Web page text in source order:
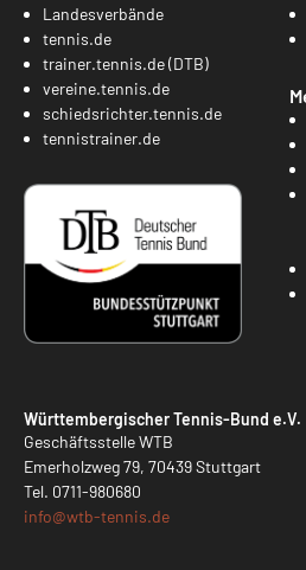
Landesverbände
tennis.de
trainer.tennis.de (DTB)
vereine.tennis.de
schiedsrichter.tennis.de
tennistrainer.de
Württembergischer Tennis-Bund e.V.
Geschäftsstelle WTB
Emerholzweg 79, 70439 Stuttgart
Tel. 0711-980680
info@wtb-tennis.de